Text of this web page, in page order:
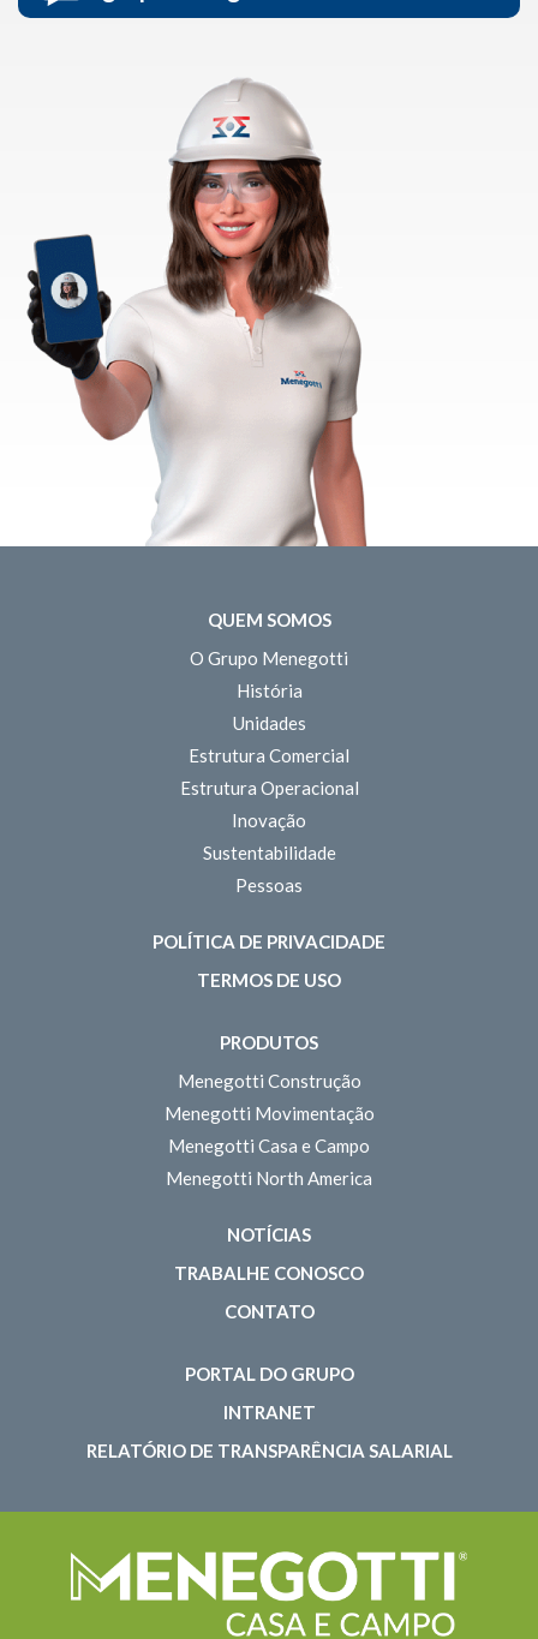
QUEM SOMOS
O Grupo Menegotti
História
Unidades
Estrutura Comercial
Estrutura Operacional
Inovação
Sustentabilidade
Pessoas
POLÍTICA DE PRIVACIDADE
TERMOS DE USO
PRODUTOS
Menegotti Construção
Menegotti Movimentação
Menegotti Casa e Campo
Menegotti North America
NOTÍCIAS
TRABALHE CONOSCO
CONTATO
PORTAL DO GRUPO
INTRANET
RELATÓRIO DE TRANSPARÊNCIA SALARIAL